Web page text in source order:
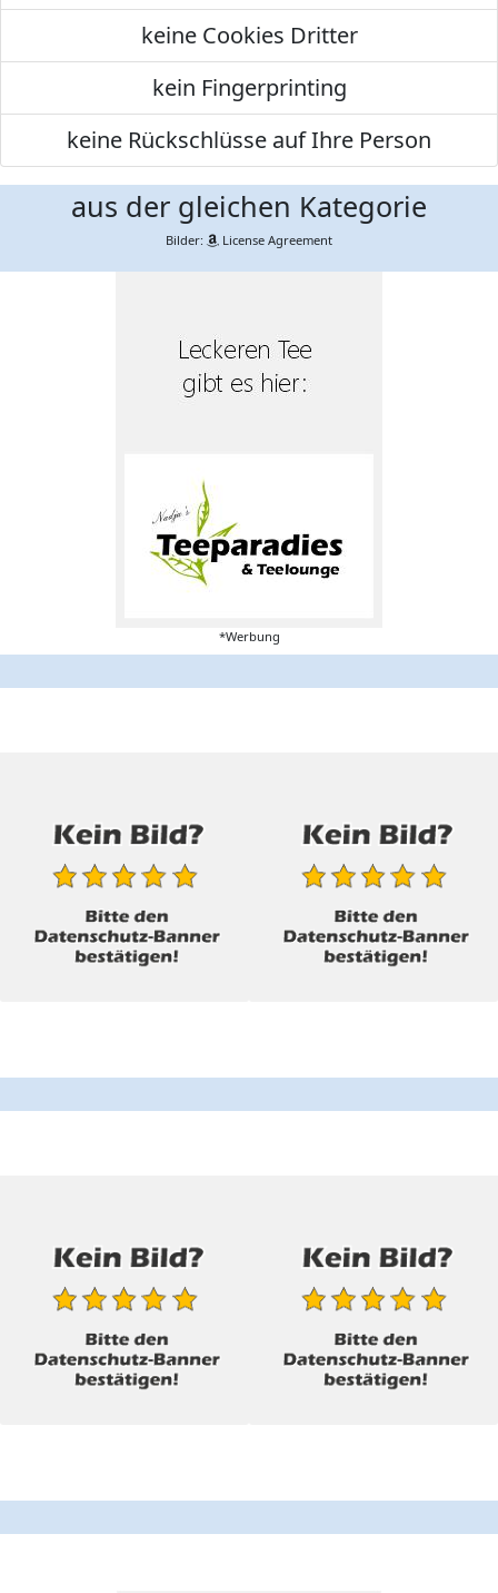
keine Cookies Dritter
kein Fingerprinting
keine Rückschlüsse auf Ihre Person
aus der gleichen Kategorie
Bilder: License Agreement
*Werbung